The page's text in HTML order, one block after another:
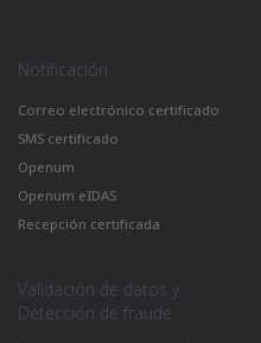
Notificación
Correo electrónico certificado
SMS certificado
Openum
Openum eIDAS
Recepción certificada
Validación de datos y
Detección de fraude